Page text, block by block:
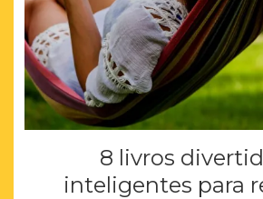
8 livros
inteligentes para